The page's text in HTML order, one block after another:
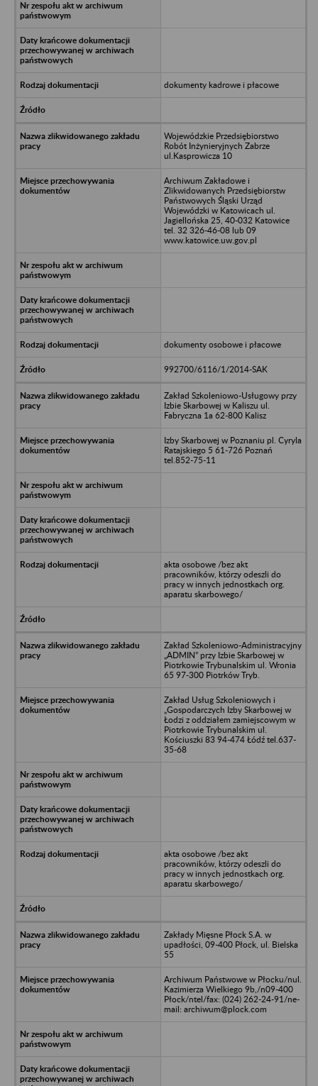
dokumenty kadrowe i płacowe
Wojewódzkie Przedsiębiorstwo
Robót Inżynieryjnych Zabrze
ul.Kasprowicza 10
Archiwum Zakładowe i
Zlikwidowanych Przedsiębiorstw
Państwowych Śląski Urząd
Wojewódzki w Katowicach ul.
Jagiellońska 25, 40-032 Katowice
tel. 32 326-46-08 lub 09
www.katowice.uw.gov.pl
dokumenty osobowe i płacowe
992700/6116/1/2014-SAK
Zakład Szkoleniowo-Usługowy przy
Izbie Skarbowej w Kaliszu ul.
Fabryczna 1a 62-800 Kalisz
Izby Skarbowej w Poznaniu pl. Cyryla
Ratajskiego 5 61-726 Poznań
tel.852-75-11
akta osobowe /bez akt
pracowników, którzy odeszli do
pracy w innych jednostkach org.
aparatu skarbowego/
Zakład Szkoleniowo-Administracyjny
„ADMIN” przy Izbie Skarbowej w
Piotrkowie Trybunalskim ul. Wronia
65 97-300 Piotrków Tryb.
Zakład Usług Szkoleniowych i
„Gospodarczych Izby Skarbowej w
Łodzi z oddziałem zamiejscowym w
Piotrkowie Trybunalskim ul.
Kościuszki 83 94-474 Łódź tel.637-
35-68
akta osobowe /bez akt
pracowników, którzy odeszli do
pracy w innych jednostkach org.
aparatu skarbowego/
Zakłady Mięsne Płock S.A. w
upadłości, 09-400 Płock, ul. Bielska
55
Archiwum Państwowe w Płocku/nul.
Kazimierza Wielkiego 9b,/n09-400
Płock/ntel/fax: (024) 262-24-91/ne-
mail: archiwum@plock.com